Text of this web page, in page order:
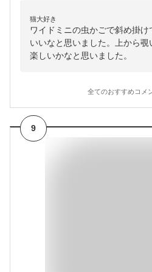
猫大好き
ワイドミニの虫かごで斜め掛
いいなと思いました。上から
楽しいかなと思いました。
全てのおすすめコメ
9